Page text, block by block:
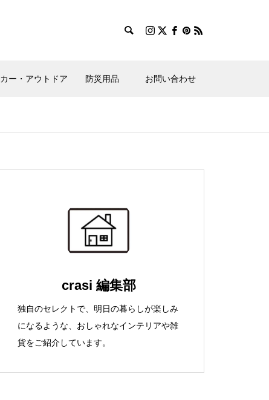
カー・アウトドア 防災用品 お問い合わせ
crasi 編集部
独自のセレクトで、明日の暮らしが楽しみ
になるような、おしゃれなインテリアや雑
貨をご紹介しています。